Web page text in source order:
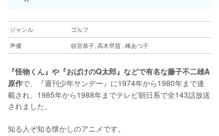
ジャンル
ゴルフ
声優
頓宮恭子, 高木早苗 , 峰あつ子
『怪物くん』や『おばけのQ太郎』などで有名な藤子不二雄A
原作で、『週刊少年サンデー』に1974年から1980年まで連
載され、1985年から1988年までテレビ朝日系で全143話放送
されました。
知る人ぞ知る懐かしのアニメです。